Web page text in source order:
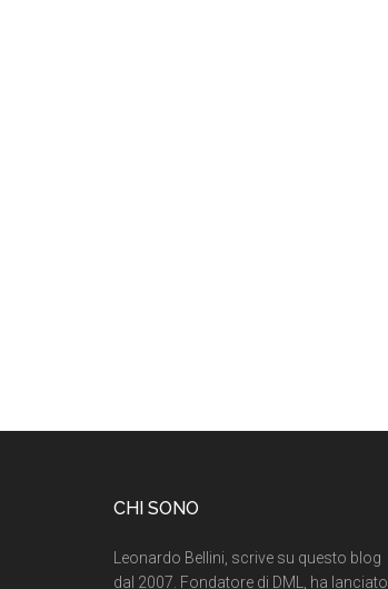
CHI SONO
Leonardo Bellini, scrive su questo blog
dal 2007. Fondatore di DML, ha lanciato